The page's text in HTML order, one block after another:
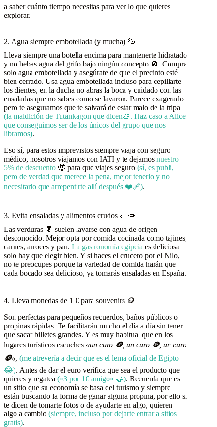
a saber cuánto tiempo necesitas para ver lo que quieres
explorar.
2. Agua siempre embotellada (y mucha) 💦
Lleva siempre una botella encima para mantenerte hidratado
y no bebas agua del grifo bajo ningún concepto 🚫. Compra
solo agua embotellada y asegúrate de que el precinto esté
bien cerrado. Usa agua embotellada incluso para cepillarte
los dientes, en la ducha no abras la boca y cuidado con las
ensaladas que no sabes como se lavaron. Parece exagerado
pero te aseguramos que te salvará de estar malo de la tripa
(la maldición de Tutankagon que dicen💩. Haz caso a Alice
que conseguimos ser de los únicos del grupo que nos
libramos).
Eso sí, para estos imprevistos siempre viaja con seguro
médico, nosotros viajamos con IATI y te dejamos nuestro
5% de descuento 🤑 para que viajes seguro (sí, es publi,
pero de verdad que merece la pena, mejor tenerlo y no
necesitarlo que arrepentirte allí después ❤️‍🩹).
3. Evita ensaladas y alimentos crudos 🥗🥕
Las verduras 🥬 suelen lavarse con agua de origen
desconocido. Mejor opta por comida cocinada como tajines,
carnes, arroces y pan. La gastronomía egipcia es deliciosa
solo hay que elegir bien. Y si haces el crucero por el Nilo,
no te preocupes porque la variedad de comida harán que
cada bocado sea delicioso, ya tomarás ensaladas en España.
4. Lleva monedas de 1 € para souvenirs 🪙
Son perfectas para pequeños recuerdos, baños públicos o
propinas rápidas. Te facilitarán mucho el día a día sin tener
que sacar billetes grandes. Y es muy habitual que en los
lugares turísticos escuches «un euro 🪙, un euro 🪙, un euro
🪙«, (me atrevería a decir que es el lema oficial de Egipto
😂). Antes de dar el euro verifica que sea el producto que
quieres y regatea («3 por 1€ amigo» 🤝). Recuerda que es
un sitio que su economía se basa del turismo y siempre
están buscando la forma de ganar alguna propina, por ello si
te dicen de tomarte fotos o de ayudarte en algo, quieren
algo a cambio (siempre, incluso por dejarte entrar a sitios
gratis).